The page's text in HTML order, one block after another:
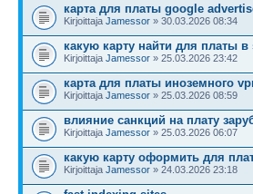
карта для платы google
Kirjoittaja Jamessor » 30.03.2026 08:34
какую карту найти для платы
Kirjoittaja Jamessor » 25.03.2026 23:42
карта для платы иноземного
Kirjoittaja Jamessor » 25.03.2026 08:59
влияние санкций на плату
Kirjoittaja Jamessor » 25.03.2026 06:07
какую карту оформить для
Kirjoittaja Jamessor » 24.03.2026 23:18